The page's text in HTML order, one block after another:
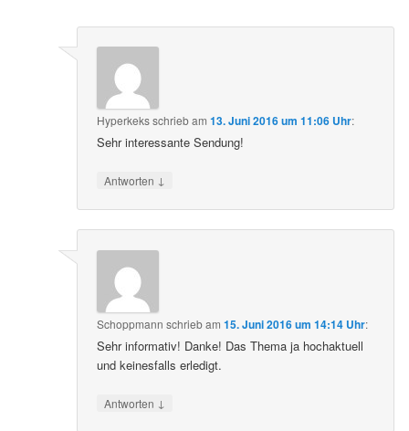
Hyperkeksschriebam13. Juni 2016 um 11:06 Uhr:
Sehr interessante Sendung!
Antworten ↓
Schoppmann schriebam15. Juni 2016 um 14:14 Uhr:
Sehr informativ! Danke! Das Thema ja hochaktuell
und keinesfalls erledigt.
Antworten ↓